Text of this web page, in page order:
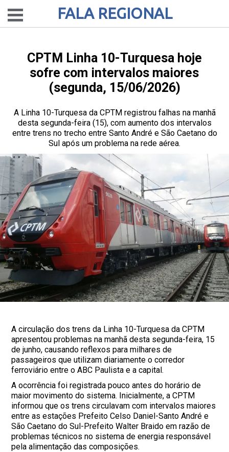
FALA REGIONAL
CPTM Linha 10-Turquesa hoje
sofre com intervalos maiores
(segunda, 15/06/2026)
A Linha 10-Turquesa da CPTM registrou falhas na manhã
desta segunda-feira (15), com aumento dos intervalos
entre trens no trecho entre Santo André e São Caetano do
Sul após um problema na rede aérea.
A circulação dos trens da Linha 10-Turquesa da CPTM
apresentou problemas na manhã desta segunda-feira, 15
de junho, causando reflexos para milhares de
passageiros que utilizam diariamente o corredor
ferroviário entre o ABC Paulista e a capital.
A ocorrência foi registrada pouco antes do horário de
maior movimento do sistema. Inicialmente, a CPTM
informou que os trens circulavam com intervalos maiores
entre as estações Prefeito Celso Daniel-Santo André e
São Caetano do Sul-Prefeito Walter Braido em razão de
problemas técnicos no sistema de energia responsável
pela alimentação das composições.